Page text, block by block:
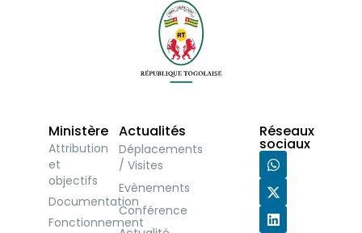
Ministère
Attribution
et
objectifs
Documentation
Fonctionnement
Actualités
Déplacements
/ Visites
Evènements
Conférence
Réseaux
sociaux